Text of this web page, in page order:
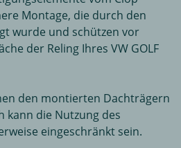
Montage, die durch den
wurde und schützen vor
der Reling Ihres VW GOLF
den montierten Dachträgern
kann die Nutzung des
eingeschränkt sein.